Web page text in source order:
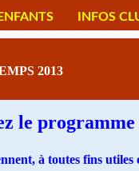
ENFANTS INFOS
2013
le
à toutes fins utiles